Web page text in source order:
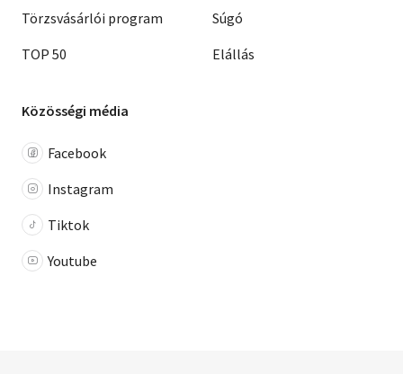
Törzsvásárlói program
TOP 50
Súgó
Elállás
Közösségi média
Facebook
Instagram
Tiktok
Youtube